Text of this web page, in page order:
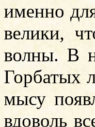
именно
велики,
волны. В
Горбатых
мысу
вдоволь